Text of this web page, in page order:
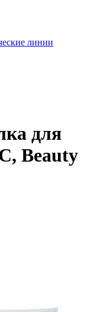
линии
для
Beauty